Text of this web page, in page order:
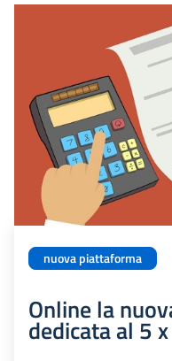
nuova piattaforma
Online la
dedicata al 5